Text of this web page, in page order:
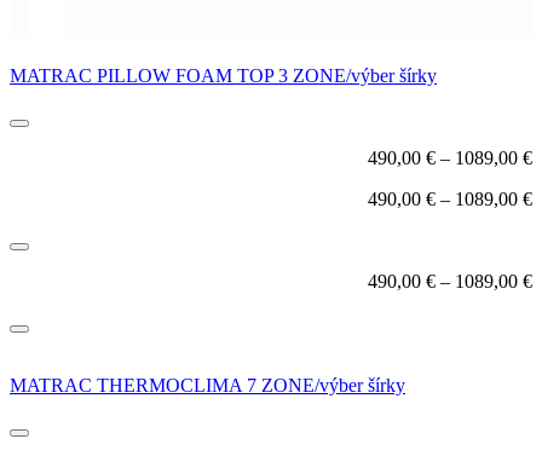
MATRAC PILLOW FOAM TOP 3 ZONE/výber šírky
490,00 € – 1089,00 €
490,00 € – 1089,00 €
490,00 € – 1089,00 €
MATRAC THERMOCLIMA 7 ZONE/výber šírky